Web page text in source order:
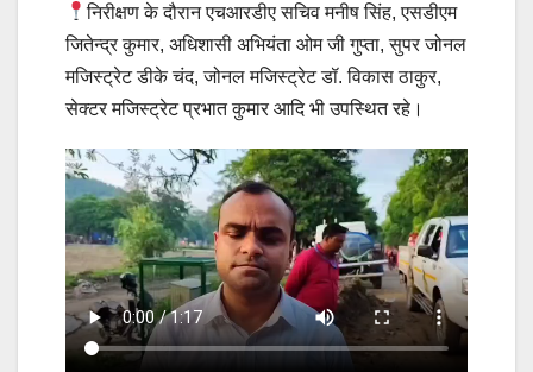
निरीक्षण के दौरान एचआरडीए सचिव मनीष सिंह, एसडीएम
जितेन्द्र कुमार, अधिशासी अभियंता ओम जी गुप्ता, सुपर जोनल
मजिस्ट्रेट डीके चंद, जोनल मजिस्ट्रेट डॉ. विकास ठाकुर,
सेक्टर मजिस्ट्रेट प्रभात कुमार आदि भी उपस्थित रहे।